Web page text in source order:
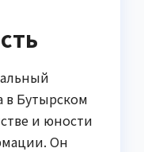
в Бутырском
и юности
Он